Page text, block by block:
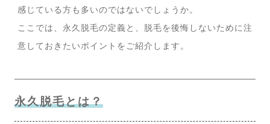
感じている方も多いのではないでしょうか。
ここでは、永久脱毛の定義と、脱毛を後悔しないために注
意しておきたいポイントをご紹介します。
永久脱毛とは？